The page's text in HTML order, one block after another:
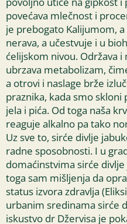
povećava mlečnost i
je prebogato Kalijumom,
nerava, a učestvuje i u
ćelijskom nivou. Održava
ubrzava metabolizam,
a otrovi i naslage brže
praznika, kada smo
jela i pića. Od toga naša
reaguje alkalno pa tako
Uz sve to, sirće divlje
radne sposobnosti. I u
domaćinstvima sirće
toga sam mišljenja da
status izvora zdravlja
urbanim sredinama sirće
iskustvo dr Džervisa je